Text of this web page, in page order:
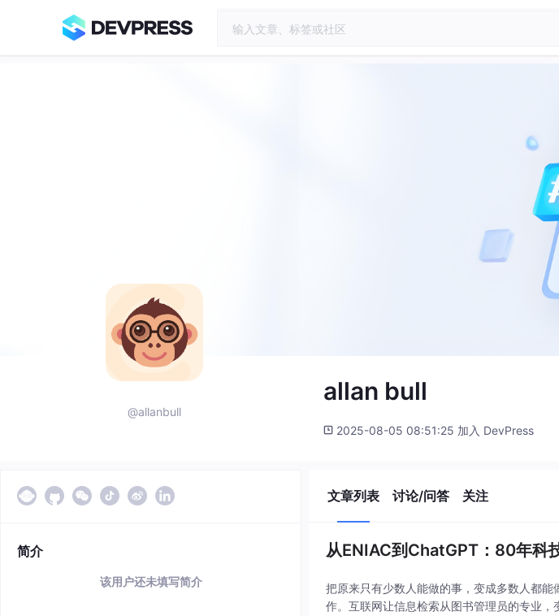
@allanbull
allan bull
2025-08-05 08:51:25 加入 DevPress
简介
该用户还未填写简介
文章列表 讨论/问答 关注
从ENIAC到ChatGPT：80年科
把原来只有少数人能做的事，变成多数人都
作。互联网让信息检索从图书管理员的专业